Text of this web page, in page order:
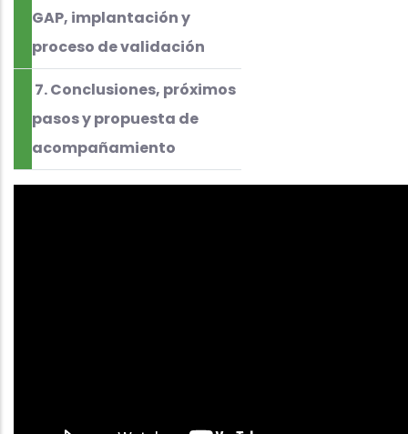
GAP, implantación y
proceso de validación
7. Conclusiones, próximos
pasos y propuesta de
acompañamiento